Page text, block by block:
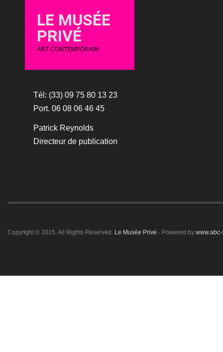
LE MUSÉE
PRIVÉ
ART CONTEMPORAIN
Tél: (33) 09 75 80 13 23
Port. 06 08 06 46 45
Patrick Reynolds
Directeur de publication
Copyright © 2015. All Rights Reserved. Le Musée Privé - Powered by